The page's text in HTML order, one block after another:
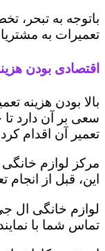
باتوجه به تبحر،
تعمیرات به
اقتصادی بودن
بالا بودن هزینه
سعی بر آن دارد
تعمیر آن اقدام
مرکز لوازم
این، قبل از
لوازم خانگی ال
تماس شما با